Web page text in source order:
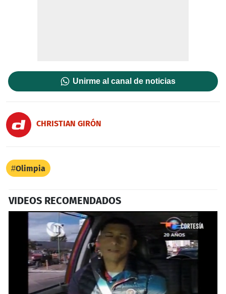
Unirme al canal de noticias
CHRISTIAN GIRÓN
Olimpia
VIDEOS RECOMENDADOS